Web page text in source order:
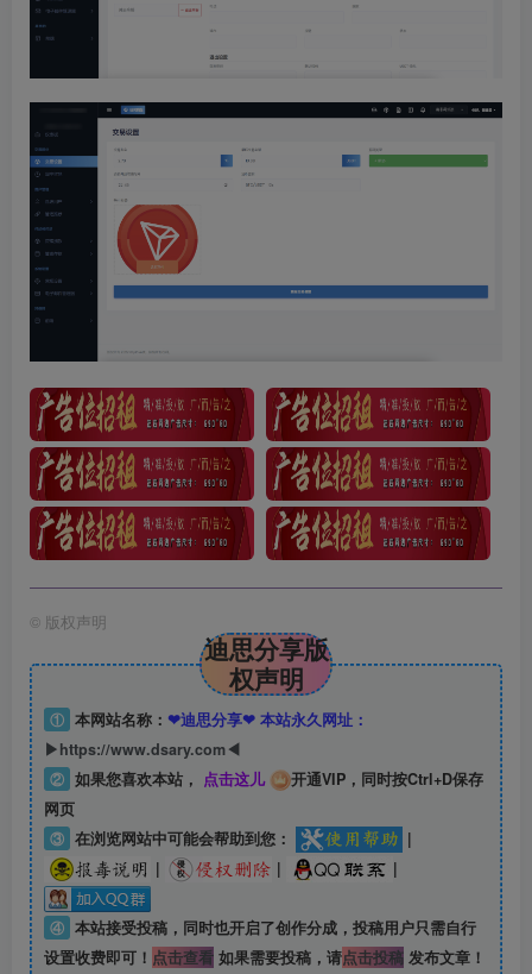
© 版权声明
迪思分享版
权声明
① 本网站名称： ❤迪思分享❤ 本站永久网址：
▶https://www.dsary.com◀
② 如果您喜欢本站， 点击这儿
开通VIP，同时按Ctrl+D保存
网页
③ 在浏览网站中可能会帮助到您：
|
|
| |
④ 本站接受投稿，同时也开启了创作分成，投稿用户只需自行
设置收费即可！ 点击查看如果需要投稿，请点击投稿发布文章！